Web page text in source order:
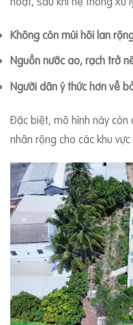
Không còn mùi hôi lan
Nguồn nước ao, rạch trở
Người dân ý thức hơn về
Đặc biệt, mô hình này còn
nhân rộng cho các khu vực